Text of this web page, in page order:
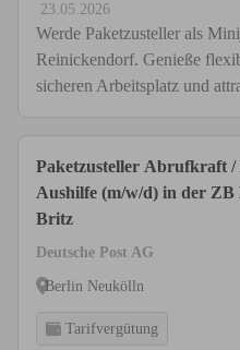
23.05.2026
Werde Paketzusteller als
Reinickendorf. Genieße
sicheren Arbeitsplatz und
Paketzusteller Abrufkraft
Aushilfe (m/w/d) in der ZB
Britz
Deutsche Post AG
Berlin Neukölln
Tarifvergütung